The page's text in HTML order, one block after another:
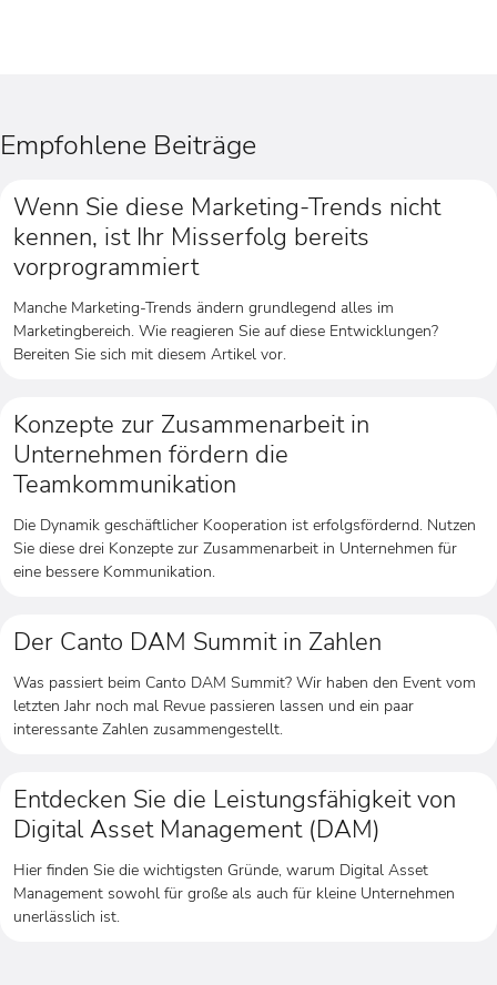
Empfohlene Beiträge
Wenn Sie diese Marketing-Trends nicht
kennen, ist Ihr Misserfolg bereits
vorprogrammiert
Manche Marketing-Trends ändern grundlegend alles im
Marketingbereich. Wie reagieren Sie auf diese Entwicklungen?
Bereiten Sie sich mit diesem Artikel vor.
Konzepte zur Zusammenarbeit in
Unternehmen fördern die
Teamkommunikation
Die Dynamik geschäftlicher Kooperation ist erfolgsfördernd. Nutzen
Sie diese drei Konzepte zur Zusammenarbeit in Unternehmen für
eine bessere Kommunikation.
Der Canto DAM Summit in Zahlen
Was passiert beim Canto DAM Summit? Wir haben den Event vom
letzten Jahr noch mal Revue passieren lassen und ein paar
interessante Zahlen zusammengestellt.
Entdecken Sie die Leistungsfähigkeit von
Digital Asset Management (DAM)
Hier finden Sie die wichtigsten Gründe, warum Digital Asset
Management sowohl für große als auch für kleine Unternehmen
unerlässlich ist.